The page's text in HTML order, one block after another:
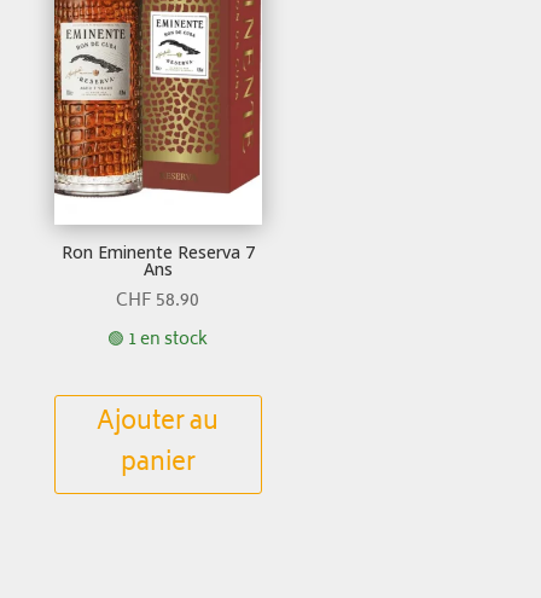
Ron Eminente Reserva 7
Ans
CHF 58.90
🟢 1 en stock
Ajouter au
panier